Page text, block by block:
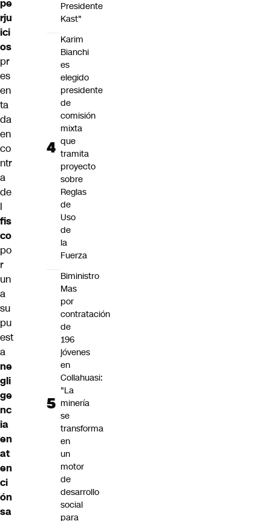
pe
rju
ici
os
pr
es
en
ta
da
en
co
ntr
a
de
l
fis
co
po
r
un
a
su
pu
est
a
ne
gli
ge
nc
ia
en
at
en
ci
ón
sa
Presidente
Kast"
Karim
Bianchi
es
elegido
presidente
de
comisión
mixta
que
tramita
proyecto
sobre
Reglas
de
Uso
de
la
Fuerza
Biministro
Mas
por
contratación
de
196
jóvenes
en
Collahuasi:
"La
minería
se
transforma
en
un
motor
de
desarrollo
social
para